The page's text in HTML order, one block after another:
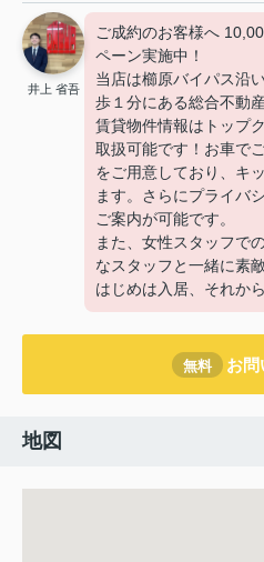
井上 省吾
ご成約のお客様へ
ペーン実施中！
当店は櫛原バイパス沿
歩１分にある総合不動
賃貸物件情報はトップ
取扱可能です！お車で
をご用意しており、キ
ます。さらにプライバ
ご案内が可能です。
また、女性スタッフで
なスタッフと一緒に素
はじめは入居、それか
無料 お問
地図